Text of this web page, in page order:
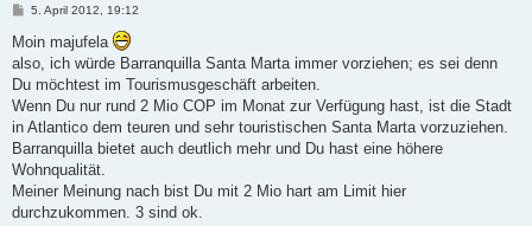
B
i
t
r
a
g
5. April 2012, 19:12
Moin majufela
also, ich würde Barranquilla Santa Marta immer vorziehen; es sei denn
Du möchtest im Tourismusgeschäft arbeiten.
Wenn Du nur rund 2 Mio COP im Monat zur Verfügung hast, ist die Stadt
in Atlantico dem teuren und sehr touristischen Santa Marta vorzuziehen.
Barranquilla bietet auch deutlich mehr und Du hast eine höhere
Wohnqualität.
Meiner Meinung nach bist Du mit 2 Mio hart am Limit hier
durchzukommen. 3 sind ok.